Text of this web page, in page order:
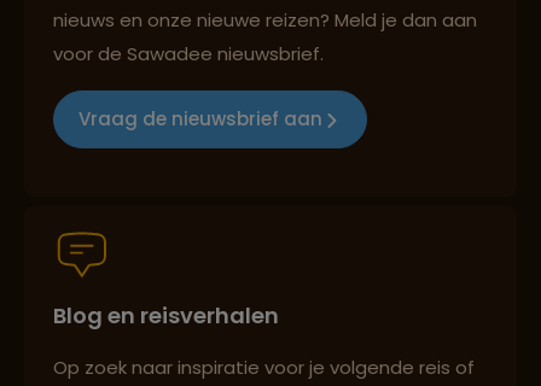
Reizen met oog voor mens, cultuur en milieu
Persoonlijk en deskundig reisadvies
nieuws en onze nieuwe reizen? Meld je dan aan
voor de Sawadee nieuwsbrief.
Vraag de nieuwsbrief aan
Blog en reisverhalen
Op zoek naar inspiratie voor je volgende reis of